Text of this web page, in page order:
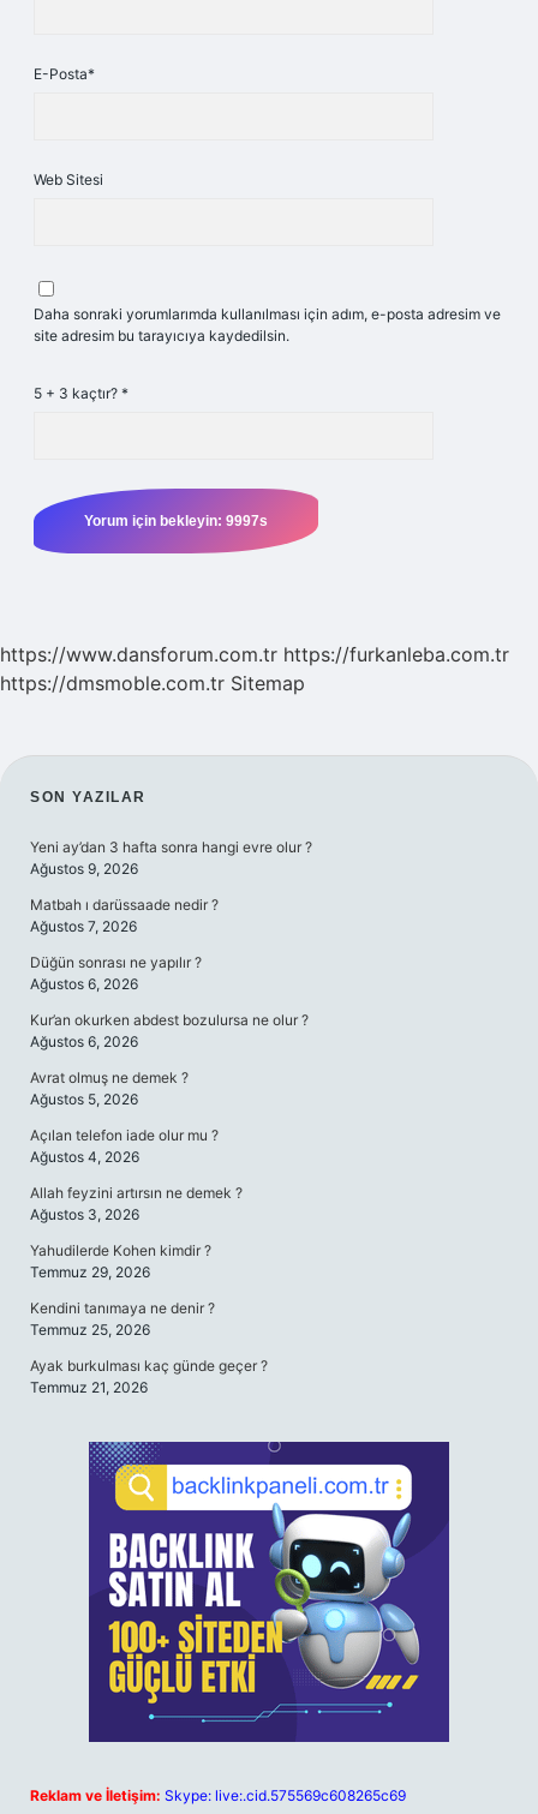
E-Posta*
Web Sitesi
Daha sonraki yorumlarımda kullanılması için adım, e-posta adresim ve
site adresim bu tarayıcıya kaydedilsin.
5 + 3 kaçtır? *
https://www.dansforum.com.tr https://furkanleba.com.tr
https://dmsmoble.com.tr Sitemap
SIDEBAR
SON YAZILAR
Yeni ay’dan 3 hafta sonra hangi evre olur ?
Ağustos 9, 2026
Matbah ı darüssaade nedir ?
Ağustos 7, 2026
Düğün sonrası ne yapılır ?
Ağustos 6, 2026
Kur’an okurken abdest bozulursa ne olur ?
Ağustos 6, 2026
Avrat olmuş ne demek ?
Ağustos 5, 2026
Açılan telefon iade olur mu ?
Ağustos 4, 2026
Allah feyzini artırsın ne demek ?
Ağustos 3, 2026
Yahudilerde Kohen kimdir ?
Temmuz 29, 2026
Kendini tanımaya ne denir ?
Temmuz 25, 2026
Ayak burkulması kaç günde geçer ?
Temmuz 21, 2026
Reklam ve İletişim: Skype: live:.cid.575569c608265c69